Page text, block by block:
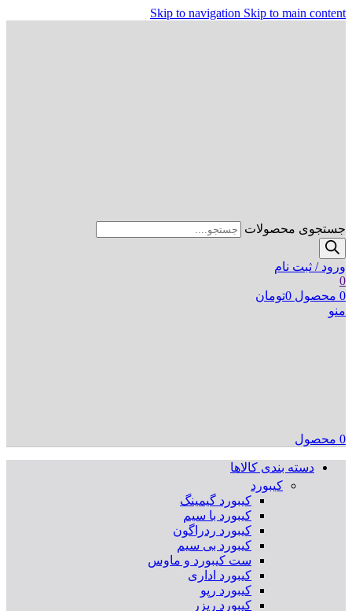
Skip to navigation Skip to main content
جستجوی محصولات
ورود / ثبت نام
0
0 محصول 0تومان
منو
0 محصول
دسته بندی کالاها
کیبورد
کیبورد گیمینگ
کیبورد با سیم
کیبورد ردراگون
کیبورد بی سیم
ست کیبورد و ماوس
کیبورد اداری
کیبورد رپو
کیبورد ریزر